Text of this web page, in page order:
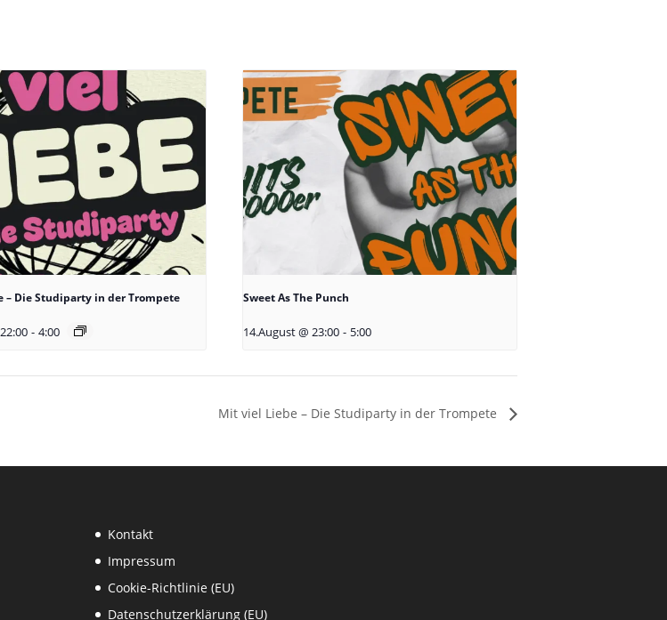
– Die Studiparty in der Trompete
- 4:00
Sweet As The Punch
14.August @ 23:00 - 5:00
Mit viel Liebe – Die Studiparty in der Trompete
Kontakt
Impressum
Cookie-Richtlinie (EU)
Datenschutzerklärung (EU)